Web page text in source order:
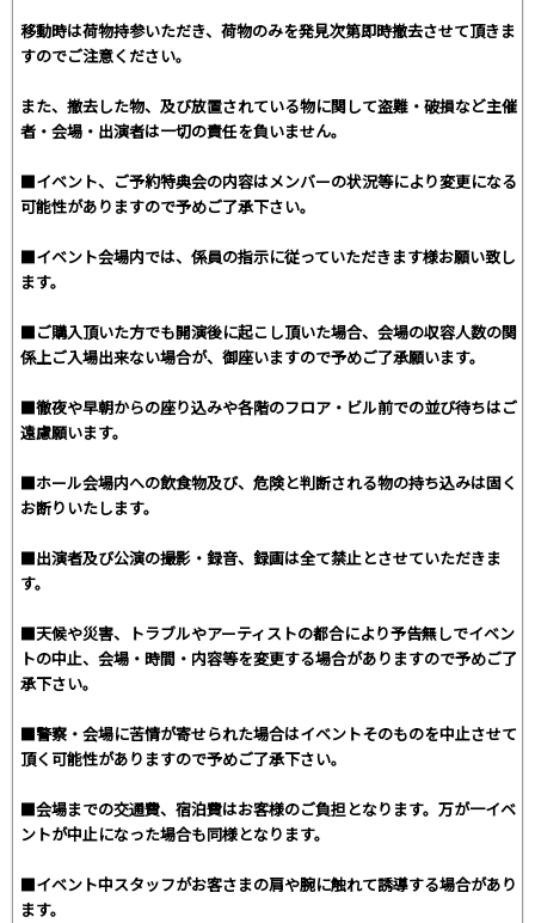
移動時は荷物持参いただき、荷物のみを発見次第即時撤去させて頂きま
すのでご注意ください。
また、撤去した物、及び放置されている物に関して盗難・破損など主催
者・会場・出演者は一切の責任を負いません。
■イベント、ご予約特典会の内容はメンバーの状況等により変更になる
可能性がありますので予めご了承下さい。
■イベント会場内では、係員の指示に従っていただきます様お願い致し
ます。
■ご購入頂いた方でも開演後に起こし頂いた場合、会場の収容人数の関
係上ご入場出来ない場合が、御座いますので予めご了承願います。
■徹夜や早朝からの座り込みや各階のフロア・ビル前での並び待ちはご
遠慮願います。
■ホール会場内への飲食物及び、危険と判断される物の持ち込みは固く
お断りいたします。
■出演者及び公演の撮影・録音、録画は全て禁止とさせていただきま
す。
■天候や災害、トラブルやアーティストの都合により予告無しでイベン
トの中止、会場・時間・内容等を変更する場合がありますので予めご了
承下さい。
■警察・会場に苦情が寄せられた場合はイベントそのものを中止させて
頂く可能性がありますので予めご了承下さい。
■会場までの交通費、宿泊費はお客様のご負担となります。万が一イベ
ントが中止になった場合も同様となります。
■イベント中スタッフがお客さまの肩や腕に触れて誘導する場合があり
ます。